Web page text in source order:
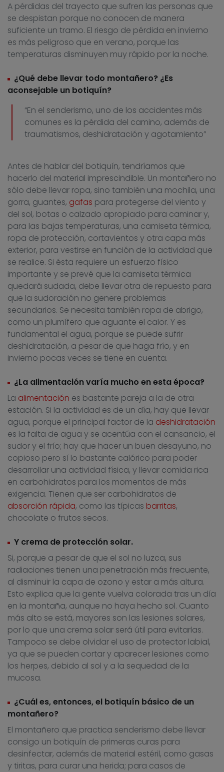
A pérdidas del trayecto que sufren las personas que
se despistan porque no conocen de manera
suficiente un tramo. El riesgo de pérdida en invierno
es más peligroso que en verano, porque las
temperaturas disminuyen muy rápido por la noche.
¿Qué debe llevar todo montañero? ¿Es
aconsejable un botiquín?
“En el senderismo, uno de los accidentes más
comunes es la pérdida del camino, además de
traumatismos, deshidratación y agotamiento”
Antes de hablar del botiquín, tendríamos que
hacerlo del material imprescindible. Un montañero no
sólo debe llevar ropa, sino también una mochila, una
gorra, guantes, gafas para protegerse del viento y
del sol, botas o calzado apropiado para caminar y,
para las bajas temperaturas, una camiseta térmica,
ropa de protección, cortavientos y otra capa más
exterior, para vestirse en función de la actividad que
se realice. Si ésta requiere un esfuerzo físico
importante y se prevé que la camiseta térmica
quedará sudada, debe llevar otra de repuesto para
que la sudoración no genere problemas
secundarios. Se necesita también ropa de abrigo,
como un plumífero que aguante el calor. Y es
fundamental el agua, porque se puede sufrir
deshidratación, a pesar de que haga frío, y en
invierno pocas veces se tiene en cuenta.
¿La alimentación varía mucho en esta época?
La alimentación es bastante pareja a la de otra
estación. Si la actividad es de un día, hay que llevar
agua, porque el principal factor de la deshidratación
es la falta de agua y se acentúa con el cansancio, el
sudor y el frío; hay que hacer un buen desayuno, no
copioso pero sí lo bastante calórico para poder
desarrollar una actividad física, y llevar comida rica
en carbohidratos para los momentos de más
exigencia. Tienen que ser carbohidratos de
absorción rápida, como las típicas barritas,
chocolate o frutos secos.
Y crema de protección solar.
Si, porque a pesar de que el sol no luzca, sus
radiaciones tienen una penetración más frecuente,
al disminuir la capa de ozono y estar a más altura.
Esto explica que la gente vuelva colorada tras un día
en la montaña, aunque no haya hecho sol. Cuanto
más alto se está, mayores son las lesiones solares,
por lo que una crema solar será útil para evitarlas.
Tampoco se debe olvidar el uso de protector labial,
ya que se pueden cortar y aparecer lesiones como
los herpes, debido al sol y a la sequedad de la
mucosa.
¿Cuál es, entonces, el botiquín básico de un
montañero?
El montañero que practica senderismo debe llevar
consigo un botiquín de primeras curas para
desinfectar, además de material estéril, como gasas
y tiritas, para curar una herida; para casos de